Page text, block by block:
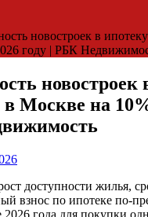
новостроек в
году | РБК
новостроек
Москве на 10%
доступности жилья,
взнос по ипотеке по-